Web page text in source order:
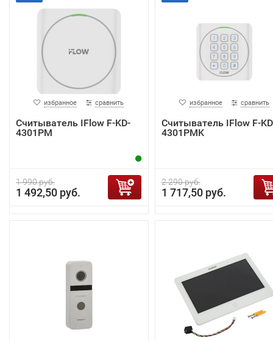
избранное сравнить
Считыватель IFlow F-KD-
4301PM
1 990 руб.
1 492,50 руб.
избранное сравнить
Считыватель IFlow F-
4301PMK
2 290 руб.
1 717,50 руб.